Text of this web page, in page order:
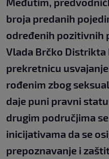
broja predanih
određenih pozitivnih
Vlada Brčko Distrikta
prekretnicu
rođenim zbog
daje puni pravni
drugim područjima
inicijativama da se
prepoznavanje i